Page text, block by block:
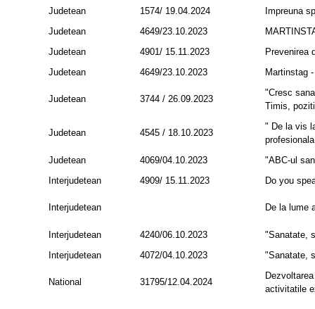
Judetean
1574/ 19.04.2024
Impreuna
Judetean
4649/23.10.2023
Judetean
4901/ 15.11.2023
Prevenirea
Judetean
4649/23.10.2023 Martinstag
Judetean 3744 / 26.09.2023
"Cresc
Timis,
Judetean 4545 / 18.10.2023
" De la vis
profesionala
Judetean
4069/04.10.2023
"ABC-ul
Interjudetean
4909/ 15.11.2023 Do you
Interjudetean De la lume
Interjudetean 4240/06.10.2023
"Sanatate,
Interjudetean
4072/04.10.2023 "Sanatate,
National 31795/12.04.2024
activitatile